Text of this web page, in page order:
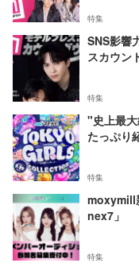
特集
SNS影響
スカウン
特集
"史上最
たっぷり
特集
moxymill
nex7」
特集